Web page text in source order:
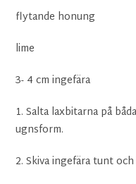
flytande honung
lime
3- 4 cm ingefära
1. Salta laxbitarna på
ugnsform.
2. Skiva ingefära tunt